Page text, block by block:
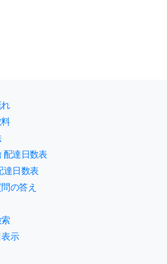
配達日数表
達日数表
の答え
示